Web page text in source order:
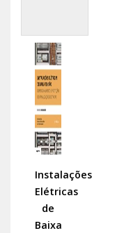
Instalações
Elétricas
de
Baixa